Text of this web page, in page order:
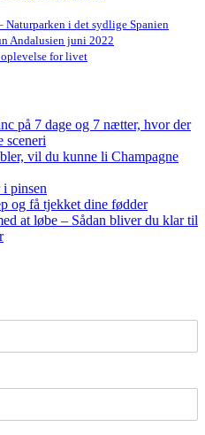
i det sydlige Spanien
Andalusien juni 2022
for livet
på 7 dage og 7 nætter, hvor der
sceneri
vil du kunne li Champagne
pinsen
og få tjekket dine fødder
at løbe – Sådan bliver du klar til